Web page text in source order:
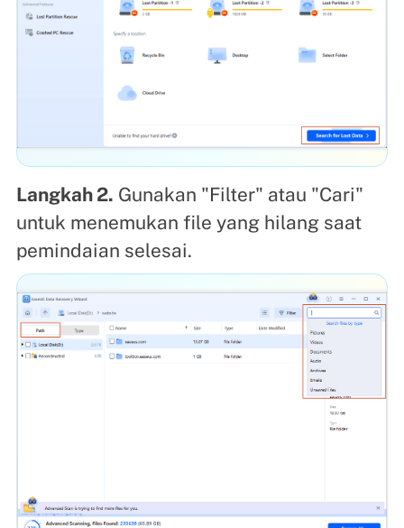
Langkah 2. Gunakan "Filter" atau "Cari"
untuk menemukan file yang hilang saat
pemindaian selesai.